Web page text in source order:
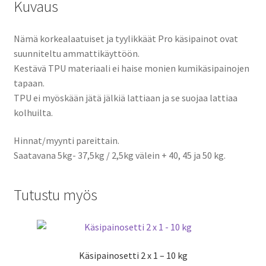
Kuvaus
Nämä korkealaatuiset ja tyylikkäät Pro käsipainot ovat
suunniteltu ammattikäyttöön.
Kestävä TPU materiaali ei haise monien kumikäsipainojen
tapaan.
TPU ei myöskään jätä jälkiä lattiaan ja se suojaa lattiaa
kolhuilta.
Hinnat/myynti pareittain.
Saatavana 5kg- 37,5kg / 2,5kg välein + 40, 45 ja 50 kg.
Tutustu myös
Käsipainosetti 2 x 1 – 10 kg